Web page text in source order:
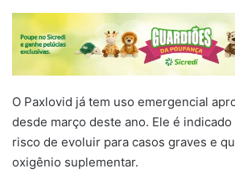
O Paxlovid já tem uso emergencial
desde março deste ano. Ele é
risco de evoluir para casos graves e
oxigênio suplementar.